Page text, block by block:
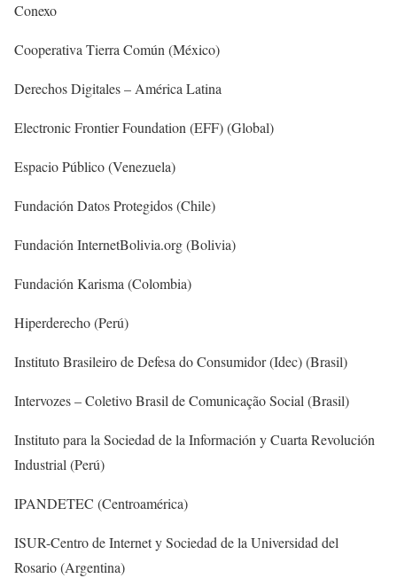
Conexo
Cooperativa Tierra Común (México)
Derechos Digitales – América Latina
Electronic Frontier Foundation (EFF) (Global)
Espacio Público (Venezuela)
Fundación Datos Protegidos (Chile)
Fundación InternetBolivia.org (Bolivia)
Fundación Karisma (Colombia)
Hiperderecho (Perú)
Instituto Brasileiro de Defesa do Consumidor (Idec) (Brasil)
Intervozes – Coletivo Brasil de Comunicação Social (Brasil)
Instituto para la Sociedad de la Información y Cuarta Revolución
Industrial (Perú)
IPANDETEC (Centroamérica)
ISUR-Centro de Internet y Sociedad de la Universidad del
Rosario (Argentina)